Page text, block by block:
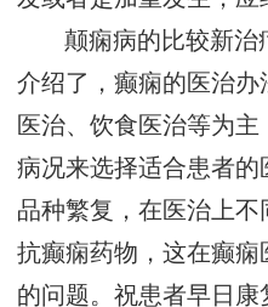
颠痫病的比较新治
介绍了，癫痫的医治
医治、饮食医治等为主
病况来选择适合患者
品种繁复，在医治上
抗癫痫药物，这在癫
的问题。祝患者早日康